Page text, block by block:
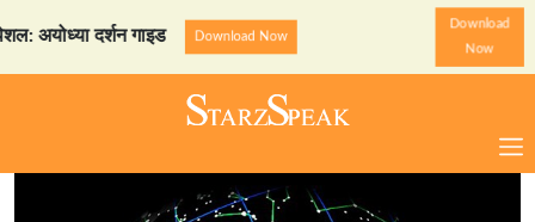
दर्शन गाइड Download Now
Download
Now